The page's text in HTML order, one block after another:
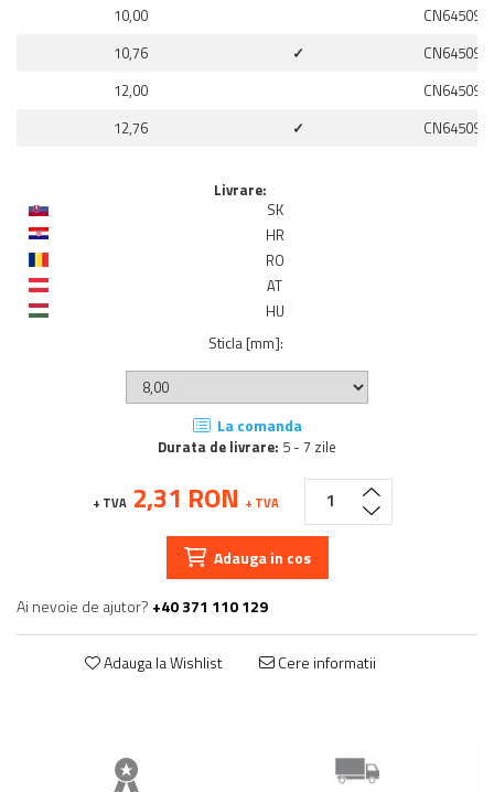
10,00
10,76
✓
12,00
12,76
✓
Livrare:
SK
HR
RO
AT
HU
Sticla [mm]:
La comanda
Durata de livrare: 5 - 7 zile
+ TVA 2,31 RON + TVA
Adauga in cos
Ai nevoie de ajutor? +40 371 110 129
Adauga la Wishlist Cere informatii